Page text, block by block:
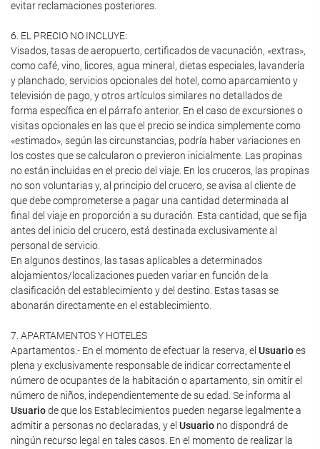
evitar reclamaciones posteriores.
6. EL PRECIO NO INCLUYE:
Visados, tasas de aeropuerto, certificados de vacunación, «extras»,
como café, vino, licores, agua mineral, dietas especiales, lavandería
y planchado, servicios opcionales del hotel, como aparcamiento y
televisión de pago, y otros artículos similares no detallados de
forma específica en el párrafo anterior. En el caso de excursiones o
visitas opcionales en las que el precio se indica simplemente como
«estimado», según las circunstancias, podría haber variaciones en
los costes que se calcularon o previeron inicialmente. Las propinas
no están incluidas en el precio del viaje. En los cruceros, las propinas
no son voluntarias y, al principio del crucero, se avisa al cliente de
que debe comprometerse a pagar una cantidad determinada al
final del viaje en proporción a su duración. Esta cantidad, que se fija
antes del inicio del crucero, está destinada exclusivamente al
personal de servicio.
En algunos destinos, las tasas aplicables a determinados
alojamientos/localizaciones pueden variar en función de la
clasificación del establecimiento y del destino. Estas tasas se
abonarán directamente en el establecimiento.
7. APARTAMENTOS Y HOTELES
Apartamentos.- En el momento de efectuar la reserva, el Usuarioes
plena y exclusivamente responsable de indicar correctamente el
número de ocupantes de la habitación o apartamento, sin omitir el
número de niños, independientemente de su edad. Se informa al
Usuariode que los Establecimientos pueden negarse legalmente a
admitir a personas no declaradas, y el Usuario no dispondrá de
ningún recurso legal en tales casos. En el momento de realizar la